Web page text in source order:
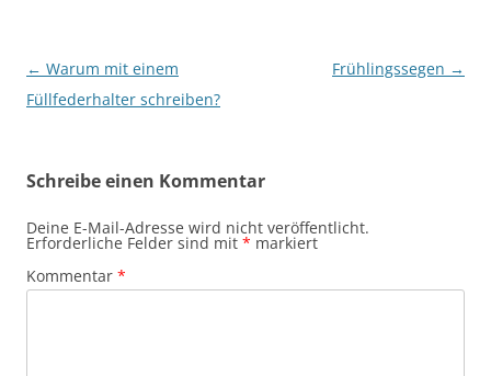
Beitragsnavigation
← Warum mit einem
Füllfederhalter schreiben?
Frühlingssegen →
Schreibe einen Kommentar
Deine E-Mail-Adresse wird nicht veröffentlicht.
Erforderliche Felder sind mit * markiert
Kommentar *